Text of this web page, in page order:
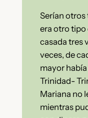
Serían otros
era otro tipo
casada tres
veces, de
mayor
Trinidad-
Mariana no
mientras